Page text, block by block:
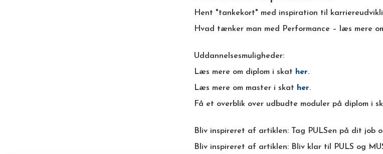
Hent "tankekort" med inspiration til
Hvad tænker man med Performance – læs mere
Uddannelsesmuligheder:
Læs mere om diplom i skat her.
Læs mere om master i skat her.
Få et overblik over udbudte moduler på diplom i
Bliv inspireret af artiklen: Tag PULSen på dit job
Bliv inspireret af artiklen: Bliv klar til PULS og